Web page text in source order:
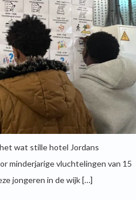
wat stille hotel Jordans
minderjarige vluchtelingen van 15
jongeren in de wijk […]